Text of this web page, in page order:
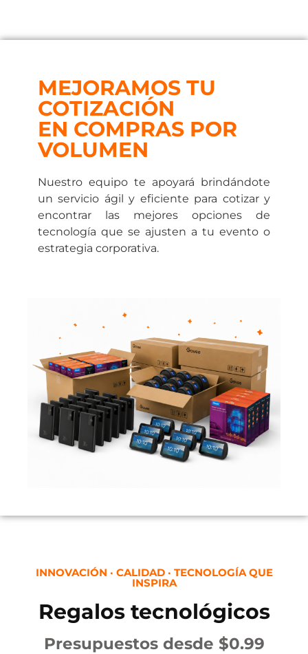
MEJORAMOS TU
COTIZACIÓN
EN COMPRAS POR
VOLUMEN
Nuestro equipo te apoyará brindándote
un servicio ágil y eficiente para cotizar y
encontrar las mejores opciones de
tecnología que se ajusten a tu evento o
estrategia corporativa.
INNOVACIÓN · CALIDAD · TECNOLOGÍA QUE
INSPIRA
Regalos tecnológicos
Presupuestos desde $0.99